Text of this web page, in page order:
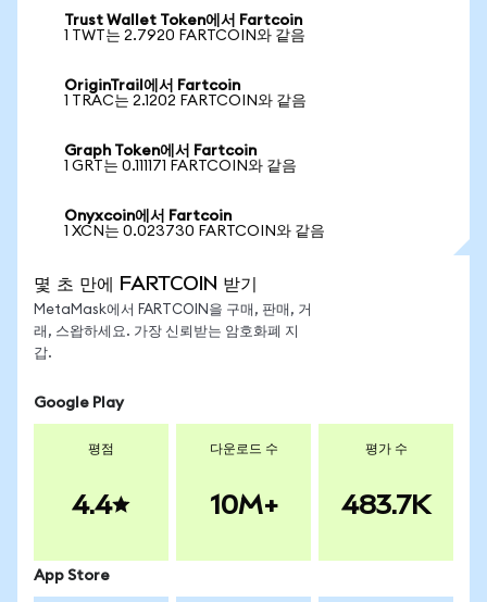
Trust Wallet Token에서 Fartcoin
1 TWT는 2.7920 FARTCOIN와 같음
OriginTrail에서 Fartcoin
1 TRAC는 2.1202 FARTCOIN와 같음
Graph Token에서 Fartcoin
1 GRT는 0.111171 FARTCOIN와 같음
Onyxcoin에서 Fartcoin
1 XCN는 0.023730 FARTCOIN와 같음
몇 초 만에 FARTCOIN 받기
MetaMask에서 FARTCOIN을 구매, 판매, 거
래, 스왑하세요. 가장 신뢰받는 암호화폐 지
갑.
Google Play
평점
4.4
다운로드 수
10M+
평가 수
483.7K
App Store